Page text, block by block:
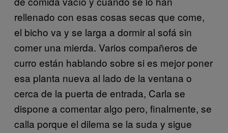
rellenado con esas cosas secas que come,
el bicho va y se larga a dormir al sofá sin
comer una mierda. Varios compañeros de
curro están hablando sobre si es mejor poner
esa planta nueva al lado de la ventana o
cerca de la puerta de entrada, Carla se
dispone a comentar algo pero, finalmente, se
calla porque el dilema se la suda y sigue